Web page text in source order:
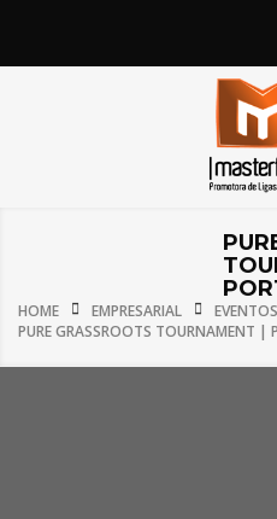
HOME EMPRESARIAL
EVENTOS
PURE GRASSROOTS TOURNAMENT |